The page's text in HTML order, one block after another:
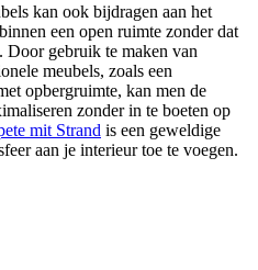
kan ook bijdragen aan het
een open ruimte zonder dat
Door gebruik te maken van
meubels, zoals een
opbergruimte, kan men de
zonder in te boeten op
mit Strand is een geweldige
aan je interieur toe te voegen.